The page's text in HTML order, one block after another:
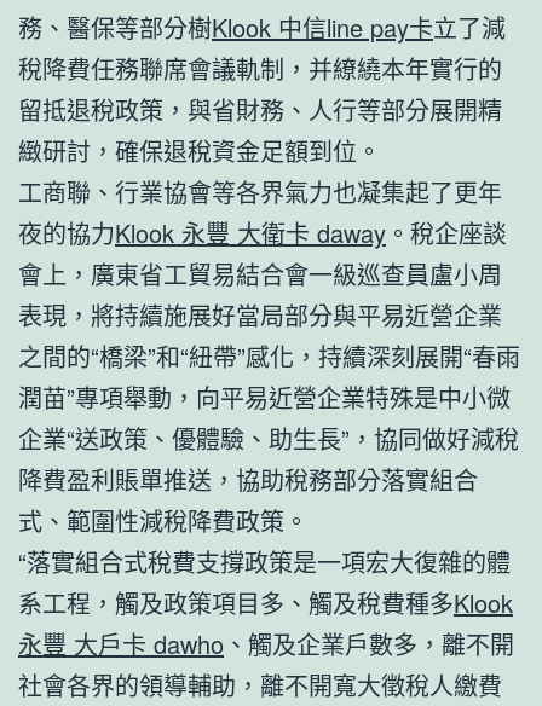
務、醫保等部分樹Klook 中信line pay卡立了減
稅降費任務聯席會議軌制，并繚繞本年實行的
留抵退稅政策，與省財務、人行等部分展開精
緻研討，確保退稅資金足額到位。
工商聯、行業協會等各界氣力也凝集起了更年
夜的協力Klook 永豐 大衛卡 daway 。稅企座談
會上，廣東省工貿易結合會一級巡查員盧小周
表現，將持續施展好當局部分與平易近營企業
之間的“橋梁”和“紐帶”感化，持續深刻展開“春雨
潤苗”專項舉動，向平易近營企業特殊是中小微
企業“送政策、優體驗、助生長”，協同做好減稅
降費盈利賬單推送，協助稅務部分落實組合
式、範圍性減稅降費政策。
“落實組合式稅費支撐政策是一項宏大復雜的體
系工程，觸及政策項目多、觸及稅費種多Klook
永豐 大戶卡 dawho 、觸及企業戶數多，離不開
社會各界的領導輔助，離不開寬大徵稅人繳費